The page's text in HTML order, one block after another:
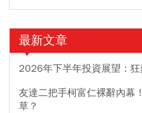
最新文章
2026年下半年投資展望：
友達二把手柯富仁裸辭內幕
草？